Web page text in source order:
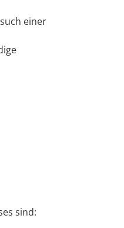
einer
sind: